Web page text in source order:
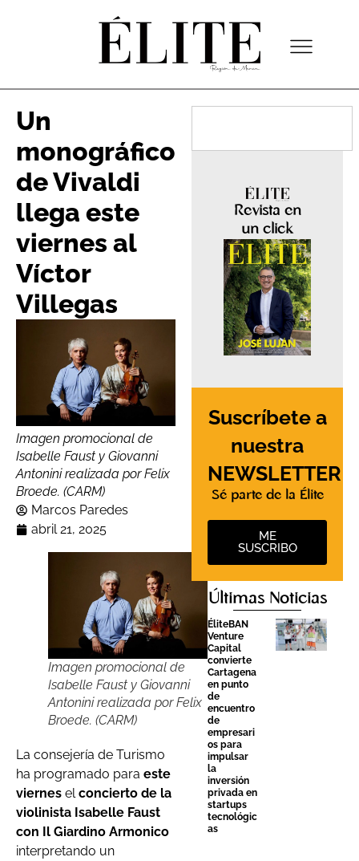
Un
monográfico
de Vivaldi
llega este
viernes al
Víctor
Villegas
Imagen promocional de
Isabelle Faust y Giovanni
Antonini realizada por Felix
Broede. (CARM)
Marcos Paredes
abril 21, 2025
Imagen promocional de
Isabelle Faust y Giovanni
Antonini realizada por Felix
Broede. (CARM)
La consejería de Turismo
ha programado para este
viernes elconcierto de la
violinista Isabelle Faust
con Il Giardino Armonico
interpretando un
Revista en
un click
Suscríbete a
nuestra
NEWSLETTER
Sé parte de la Élite
ME
SUSCRIBO
Últimas Noticias
ÉliteBAN
Venture
Capital
convierte
Cartagena
en punto
de
encuentro
de
empresari
os para
impulsar
la
inversión
privada en
startups
tecnológic
as